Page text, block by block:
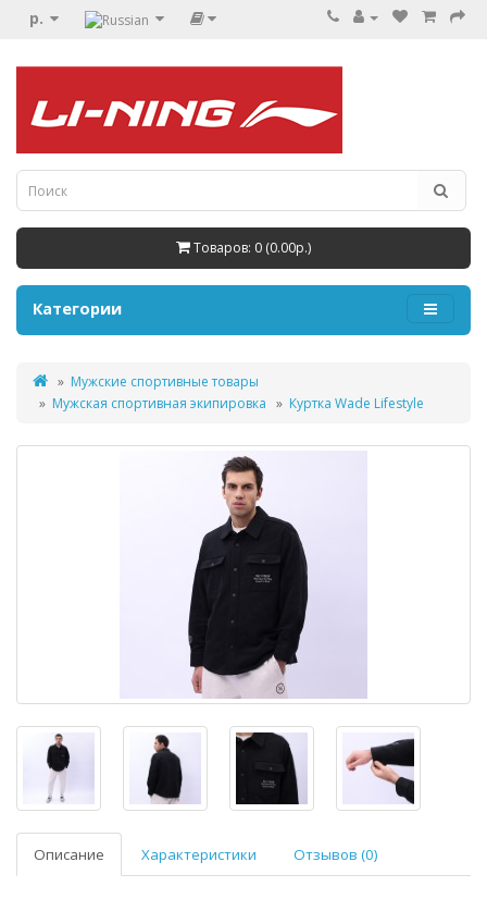
р.
Товаров: 0 (0.00р.)
Категории
Мужские спортивные товары
Мужская спортивная экипировка
Куртка Wade Lifestyle
Описание Характеристики Отзывов (0)